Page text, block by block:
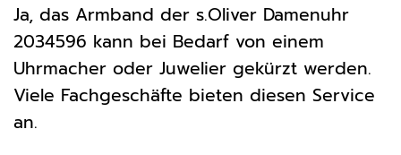
Ja, das Armband der s.Oliver Damenuhr
2034596 kann bei Bedarf von einem
Uhrmacher oder Juwelier gekürzt werden.
Viele Fachgeschäfte bieten diesen Service
an.